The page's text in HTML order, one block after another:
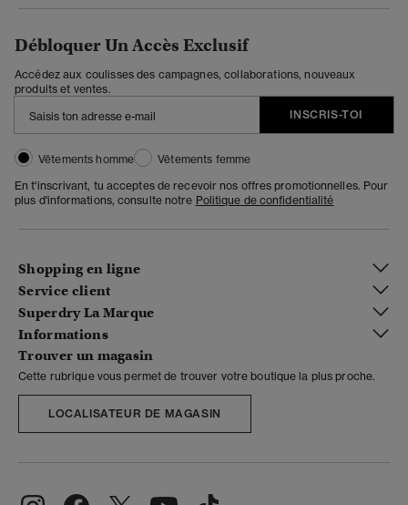
Débloquer Un Accès Exclusif
Accédez aux coulisses des campagnes, collaborations, nouveaux
produits et ventes.
INSCRIS-TOI
Vêtements homme
Vêtements femme
En t'inscrivant, tu acceptes de recevoir nos offres promotionnelles. Pour
plus d'informations, consulte notre Politique de confidentialité
Shopping en ligne
Service client
Superdry La Marque
Informations
Trouver un magasin
Cette rubrique vous permet de trouver votre boutique la plus proche.
LOCALISATEUR DE MAGASIN